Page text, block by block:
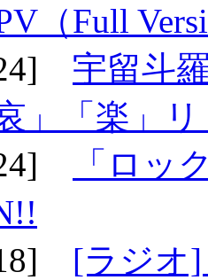
（Full
宇留斗
」「楽」
「ロッ
[ラジオ